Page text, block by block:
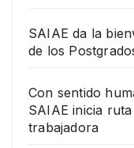
SAIAE da la
de los
Con sentido
SAIAE inicia
trabajadora